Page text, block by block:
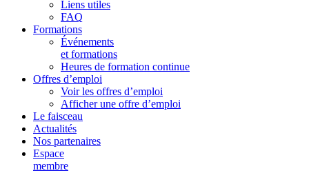
Liens utiles
FAQ
Formations
Événements
et formations
Heures de formation continue
Offres d’emploi
Voir les offres d’emploi
Afficher une offre d’emploi
Le faisceau
Actualités
Nos partenaires
Espace
membre